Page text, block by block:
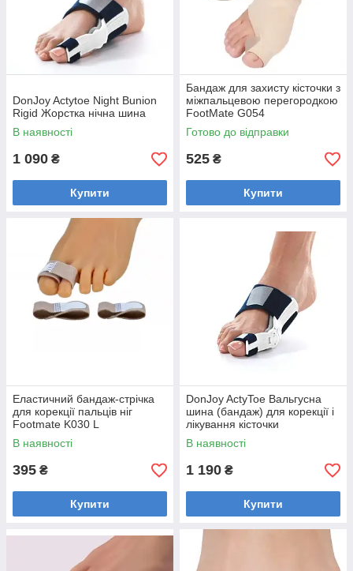
DonJoy Actytoe Night Bunion
Rigid Жорстка нічна шина
В наявності
1 090 ₴
Купити
Бандаж для захисту кісточки з
міжпальцевою перегородкою
FootMate G054
Готово до відправки
525 ₴
Купити
Еластичний бандаж-стрічка
для корекції пальців ніг
Footmate K030 L
В наявності
395 ₴
Купити
DonJoy ActyToe Вальгусна
шина (бандаж) для корекції і
лікування кісточки
В наявності
1 190 ₴
Купити